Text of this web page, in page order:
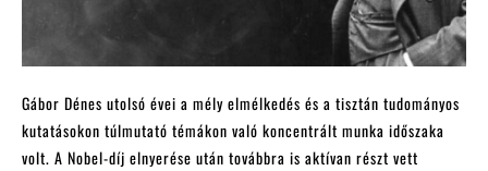
Gábor Dénes utolsó évei a mély elmélkedés és a tisztán tudományos
kutatásokon túlmutató témákon való koncentrált munka időszaka
volt. A Nobel-díj elnyerése után továbbra is aktívan részt vett